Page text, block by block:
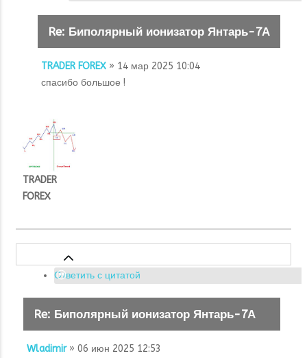
Re: Биполярный ионизатор Янтарь-7А
TRADER FOREX » 14 мар 2025 10:04
спасибо большое !
TRADER
FOREX
Ответить с цитатой
Re: Биполярный ионизатор Янтарь-7А
Wladimir» 06 июн 2025 12:53